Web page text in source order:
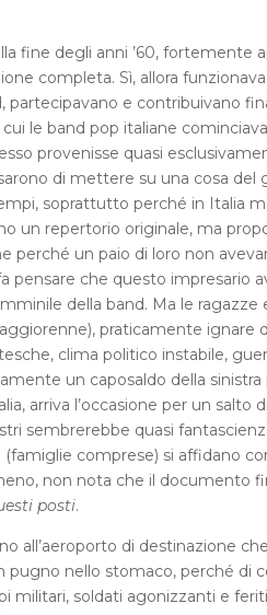
fine degli anni ’60,
completa. Sì, allora
partecipavano e contribuivano
le band pop italiane
provenisse quasi
di mettere su una cosa
soprattutto perché in Italia
un repertorio originale, ma
perché un paio di loro non
pensare che questo
della band. Ma le
praticamente
clima politico instabile,
un caposaldo della
arriva l’occasione per un
sembrerebbe quasi
(famiglie comprese) si affidano
non nota che il documento
posti.
all’aeroporto di destinazione
pugno nello stomaco, perché di
militari, soldati agonizzanti e